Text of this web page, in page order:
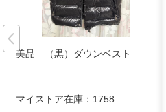
美品 （黒）ダウンベスト
マイストア在庫： 1758